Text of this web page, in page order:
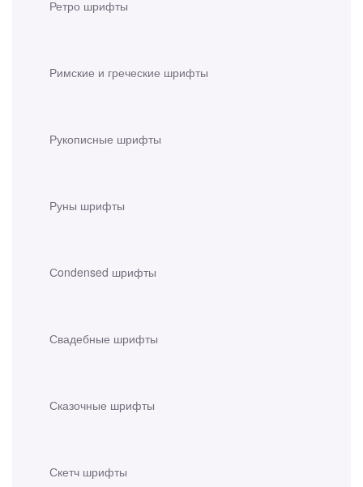
Ретро шрифты
Римские и греческие шрифты
Рукописные шрифты
Руны шрифты
Сondensed шрифты
Свадебные шрифты
Сказочные шрифты
Скетч шрифты